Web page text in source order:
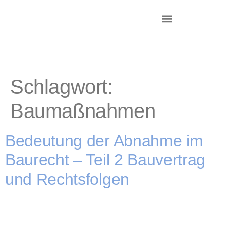
Schlagwort:
Baumaßnahmen
Bedeutung der Abnahme im
Baurecht – Teil 2 Bauvertrag
und Rechtsfolgen